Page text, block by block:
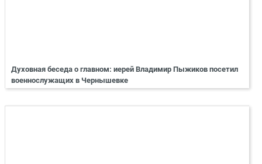
Духовная беседа о главном: иерей Владимир Пыжиков посетил
военнослужащих в Чернышевке